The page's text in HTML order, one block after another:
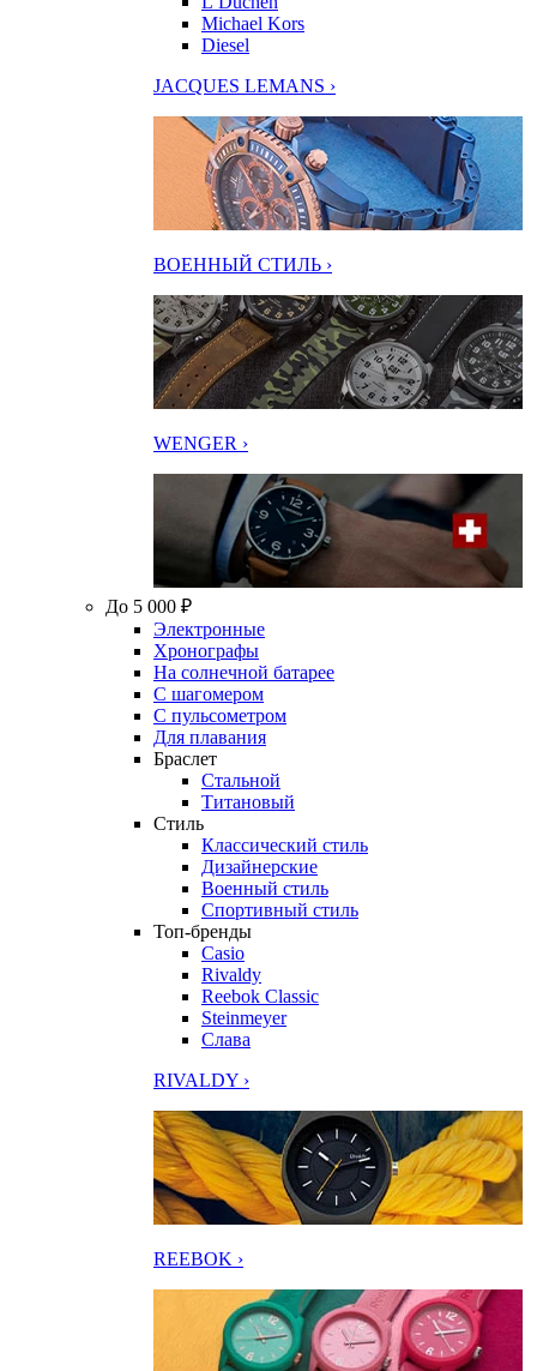
Michael Kors
Diesel
JACQUES LEMANS ›
ВОЕННЫЙ СТИЛЬ ›
WENGER ›
До 5 000 ₽
Электронные
Хронографы
На солнечной батарее
С шагомером
С пульсометром
Для плавания
Браслет
Стальной
Титановый
Стиль
Классический стиль
Дизайнерские
Военный стиль
Спортивный стиль
Топ-бренды
Casio
Rivaldy
Reebok Classic
Steinmeyer
Слава
RIVALDY ›
REEBOK ›